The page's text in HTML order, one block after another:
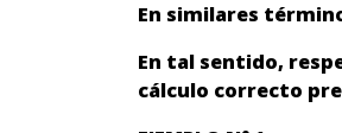
En similares
En tal sentido,
cálculo correcto